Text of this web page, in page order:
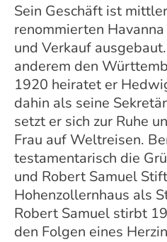
Sein Geschäft ist
renommierten
und Verkauf
anderem den
1920 heiratet er
dahin als seine
setzt er sich zur Ruhe
Frau auf Weltreisen.
testamentarisch die
und Robert Samuel
Hohenzollernhaus als
Robert Samuel stirbt
den Folgen eines